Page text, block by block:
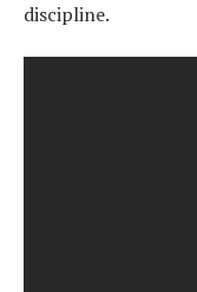
discipline.
Actualités